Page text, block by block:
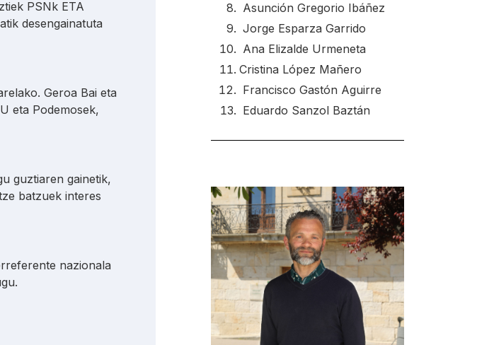
PSNk ETA
desengainatuta
Geroa Bai eta
eta Podemosek,
guztiaren gainetik,
batzuek interes
nazionala
Asunción Gregorio Ibáñez
Jorge Esparza Garrido
Ana Elizalde Urmeneta
Cristina López Mañero
Francisco Gastón Aguirre
Eduardo Sanzol Baztán